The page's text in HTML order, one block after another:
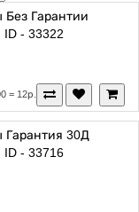
Без Гарантии
ID - 33322
= 12р.
Гарантия 30Д
ID - 33716